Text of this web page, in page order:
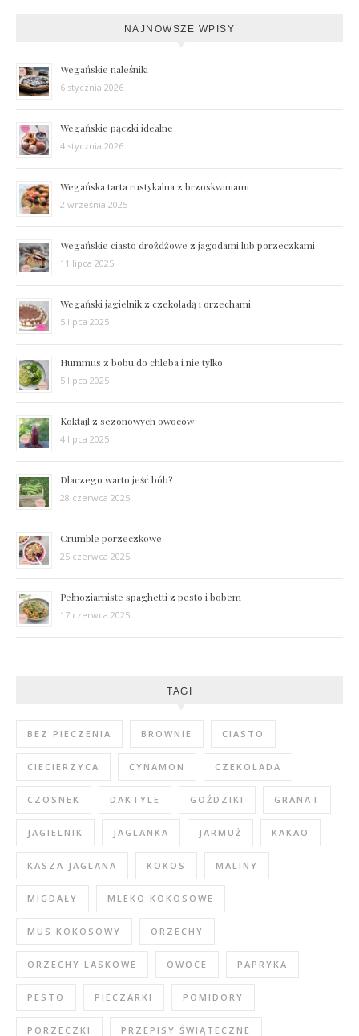
NAJNOWSZE WPISY
Wegańskie naleśniki
6 stycznia 2026
Wegańskie pączki idealne
4 stycznia 2026
Wegańska tarta rustykalna z brzoskwiniami
2 września 2025
Wegańskie ciasto drożdżowe z jagodami lub porzeczkami
11 lipca 2025
Wegański jagielnik z czekoladą i orzechami
5 lipca 2025
Hummus z bobu do chleba i nie tylko
5 lipca 2025
Koktajl z sezonowych owoców
4 lipca 2025
Dlaczego warto jeść bób?
28 czerwca 2025
Crumble porzeczkowe
25 czerwca 2025
Pełnoziarniste spaghetti z pesto i bobem
17 czerwca 2025
TAGI
BEZ PIECZENIA BROWNIE CIASTO
CIECIERZYCA CYNAMON CZEKOLADA
CZOSNEK DAKTYLE GOŹDZIKI GRANAT
JAGIELNIK JAGLANKA JARMUŻ KAKAO
KASZA JAGLANA KOKOS MALINY
MIGDAŁY MLEKO KOKOSOWE
MUS KOKOSOWY ORZECHY
ORZECHY LASKOWE OWOCE PAPRYKA
PESTO PIECZARKI POMIDORY
PORZECZKI PRZEPISY ŚWIĄTECZNE